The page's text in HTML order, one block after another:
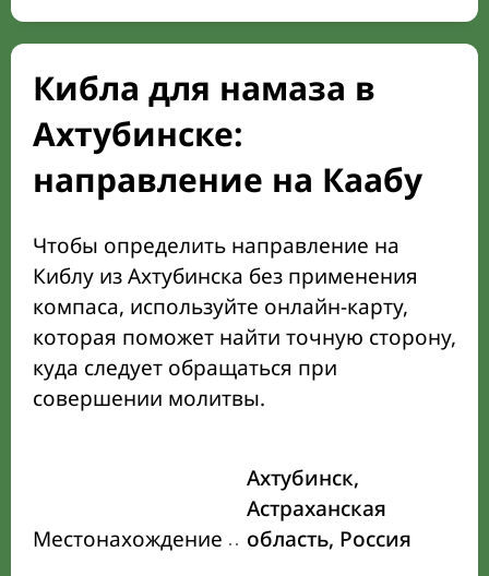
Кибла для намаза в
Ахтубинске:
направление на Каабу
Чтобы определить направление на
Киблу из Ахтубинска без применения
компаса, используйте онлайн-карту,
которая поможет найти точную сторону,
куда следует обращаться при
совершении молитвы.
Местонахождение
Ахтубинск,
Астраханская
область, Россия